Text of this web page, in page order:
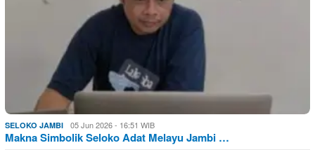
SELOKO JAMBI 05 Jun 2026 - 16:51 WIB
Makna Simbolik Seloko Adat Melayu Jambi …